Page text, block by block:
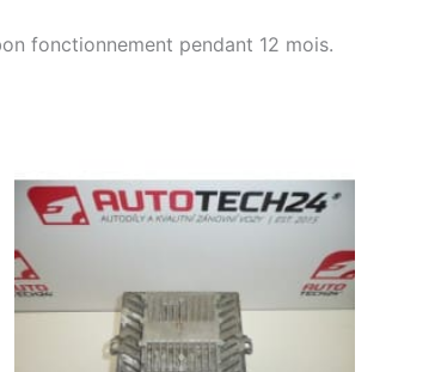
fonctionnement pendant 12 mois.